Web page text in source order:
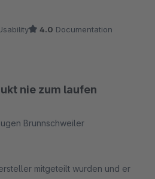
4.0 Documentation
nie zum laufen
Brunnschweiler
mitgeteilt wurden und er